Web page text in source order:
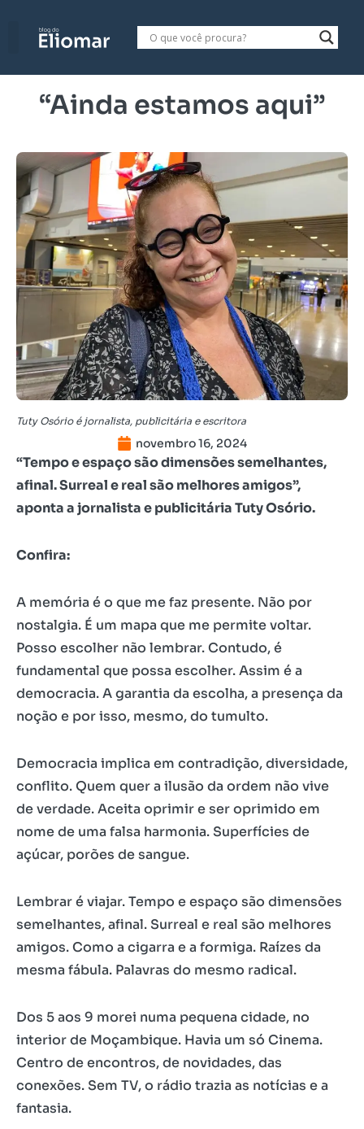
“Ainda estamos aqui”
Tuty Osório é jornalista, publicitária e escritora
novembro 16, 2024
“Tempo e espaço são dimensões semelhantes,
afinal. Surreal e real são melhores amigos”,
aponta a jornalista e publicitária Tuty Osório.
Confira:
A memória é o que me faz presente. Não por
nostalgia. É um mapa que me permite voltar.
Posso escolher não lembrar. Contudo, é
fundamental que possa escolher. Assim é a
democracia. A garantia da escolha, a presença da
noção e por isso, mesmo, do tumulto.
Democracia implica em contradição, diversidade,
conflito. Quem quer a ilusão da ordem não vive
de verdade. Aceita oprimir e ser oprimido em
nome de uma falsa harmonia. Superfícies de
açúcar, porões de sangue.
Lembrar é viajar. Tempo e espaço são dimensões
semelhantes, afinal. Surreal e real são melhores
amigos. Como a cigarra e a formiga. Raízes da
mesma fábula. Palavras do mesmo radical.
Dos 5 aos 9 morei numa pequena cidade, no
interior de Moçambique. Havia um só Cinema.
Centro de encontros, de novidades, das
conexões. Sem TV, o rádio trazia as notícias e a
fantasia.